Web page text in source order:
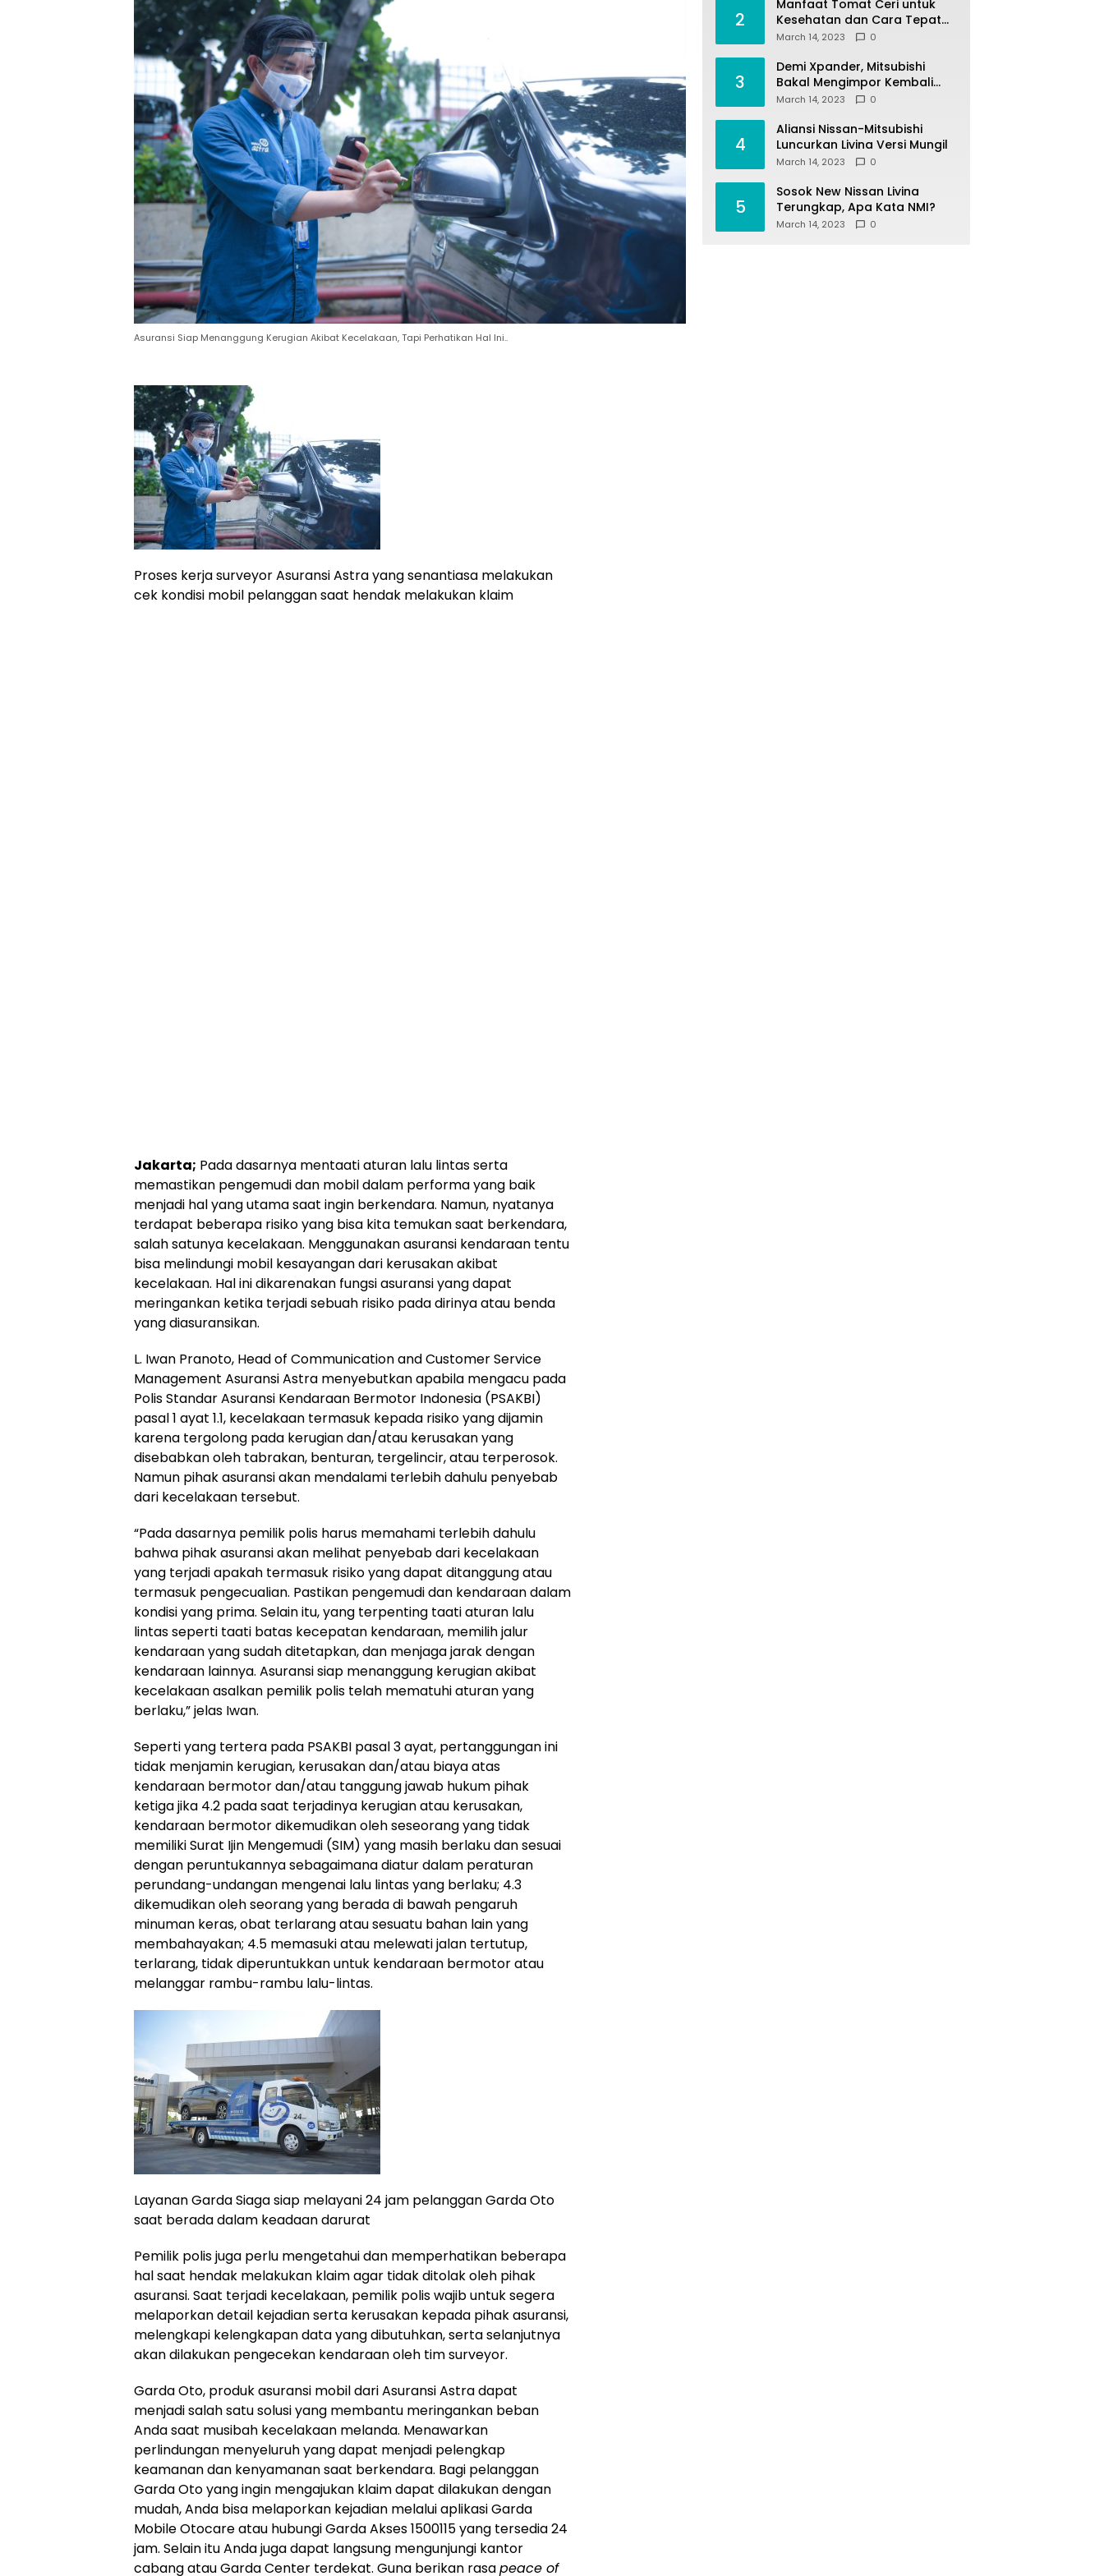
Asuransi Siap Menanggung Kerugian Akibat Kecelakaan, Tapi Perhatikan Hal Ini..
Proses kerja surveyor Asuransi Astra yang senantiasa melakukan
cek kondisi mobil pelanggan saat hendak melakukan klaim
Jakarta; Pada dasarnya mentaati aturan lalu lintas serta
memastikan pengemudi dan mobil dalam performa yang baik
menjadi hal yang utama saat ingin berkendara. Namun, nyatanya
terdapat beberapa risiko yang bisa kita temukan saat berkendara,
salah satunya kecelakaan. Menggunakan asuransi kendaraan tentu
bisa melindungi mobil kesayangan dari kerusakan akibat
kecelakaan. Hal ini dikarenakan fungsi asuransi yang dapat
meringankan ketika terjadi sebuah risiko pada dirinya atau benda
yang diasuransikan.
L. Iwan Pranoto, Head of Communication and Customer Service
Management Asuransi Astra menyebutkan apabila mengacu pada
Polis Standar Asuransi Kendaraan Bermotor Indonesia (PSAKBI)
pasal 1 ayat 1.1, kecelakaan termasuk kepada risiko yang dijamin
karena tergolong pada kerugian dan/atau kerusakan yang
disebabkan oleh tabrakan, benturan, tergelincir, atau terperosok.
Namun pihak asuransi akan mendalami terlebih dahulu penyebab
dari kecelakaan tersebut.
“Pada dasarnya pemilik polis harus memahami terlebih dahulu
bahwa pihak asuransi akan melihat penyebab dari kecelakaan
yang terjadi apakah termasuk risiko yang dapat ditanggung atau
termasuk pengecualian. Pastikan pengemudi dan kendaraan dalam
kondisi yang prima. Selain itu, yang terpenting taati aturan lalu
lintas seperti taati batas kecepatan kendaraan, memilih jalur
kendaraan yang sudah ditetapkan, dan menjaga jarak dengan
kendaraan lainnya. Asuransi siap menanggung kerugian akibat
kecelakaan asalkan pemilik polis telah mematuhi aturan yang
berlaku,” jelas Iwan.
Seperti yang tertera pada PSAKBI pasal 3 ayat, pertanggungan ini
tidak menjamin kerugian, kerusakan dan/atau biaya atas
kendaraan bermotor dan/atau tanggung jawab hukum pihak
ketiga jika 4.2 pada saat terjadinya kerugian atau kerusakan,
kendaraan bermotor dikemudikan oleh seseorang yang tidak
memiliki Surat Ijin Mengemudi (SIM) yang masih berlaku dan sesuai
dengan peruntukannya sebagaimana diatur dalam peraturan
perundang-undangan mengenai lalu lintas yang berlaku; 4.3
dikemudikan oleh seorang yang berada di bawah pengaruh
minuman keras, obat terlarang atau sesuatu bahan lain yang
membahayakan; 4.5 memasuki atau melewati jalan tertutup,
terlarang, tidak diperuntukkan untuk kendaraan bermotor atau
melanggar rambu-rambu lalu-lintas.
Layanan Garda Siaga siap melayani 24 jam pelanggan Garda Oto
saat berada dalam keadaan darurat
Pemilik polis juga perlu mengetahui dan memperhatikan beberapa
hal saat hendak melakukan klaim agar tidak ditolak oleh pihak
asuransi. Saat terjadi kecelakaan, pemilik polis wajib untuk segera
melaporkan detail kejadian serta kerusakan kepada pihak asuransi,
melengkapi kelengkapan data yang dibutuhkan, serta selanjutnya
akan dilakukan pengecekan kendaraan oleh tim surveyor.
Garda Oto, produk asuransi mobil dari Asuransi Astra dapat
menjadi salah satu solusi yang membantu meringankan beban
Anda saat musibah kecelakaan melanda. Menawarkan
perlindungan menyeluruh yang dapat menjadi pelengkap
keamanan dan kenyamanan saat berkendara. Bagi pelanggan
Garda Oto yang ingin mengajukan klaim dapat dilakukan dengan
mudah, Anda bisa melaporkan kejadian melalui aplikasi Garda
Mobile Otocare atau hubungi Garda Akses 1500115 yang tersedia 24
jam. Selain itu Anda juga dapat langsung mengunjungi kantor
cabang atau Garda Center terdekat. Guna berikan rasapeace of
2
Manfaat Tomat Ceri untuk
Kesehatan dan Cara Tepat
Mengonsumsinya
March 14, 2023 0
3
Demi Xpander, Mitsubishi
Bakal Mengimpor Kembali
Pajero Sport
March 14, 2023 0
4
Aliansi Nissan-Mitsubishi
Luncurkan Livina Versi Mungil
March 14, 2023 0
5
Sosok New Nissan Livina
Terungkap, Apa Kata NMI?
March 14, 2023 0